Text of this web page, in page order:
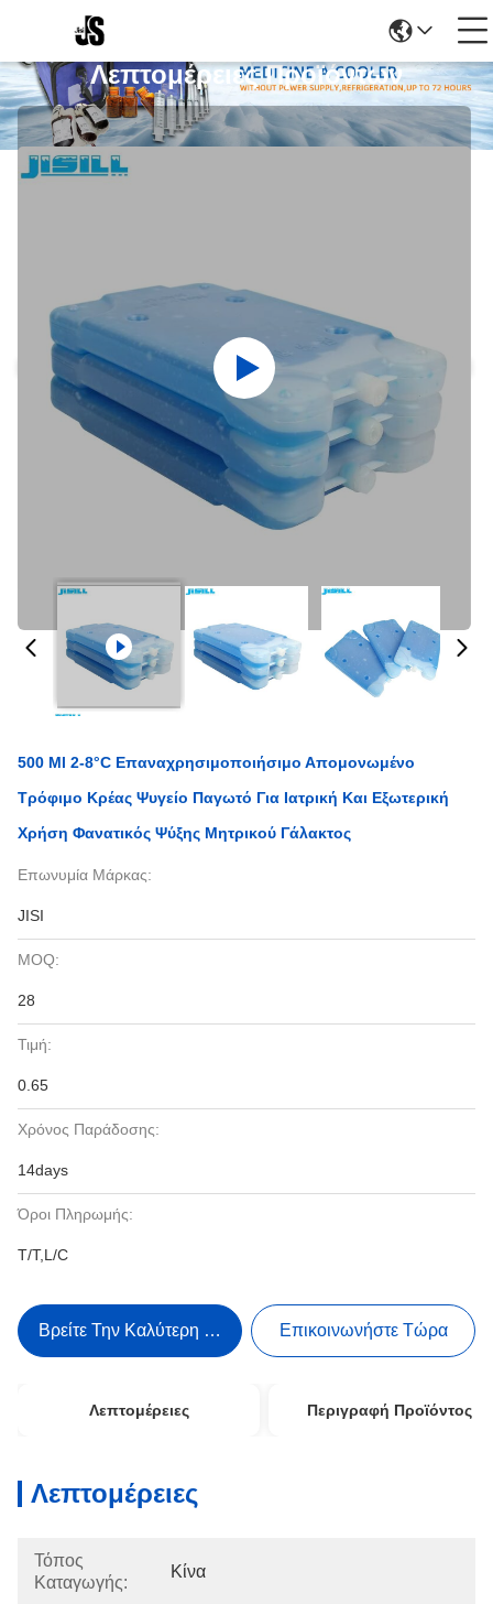
Λεπτομέρειες Προϊόντων
500 Ml 2-8°C Επαναχρησιμοποιήσιμο Απομονωμένο
Τρόφιμο Κρέας Ψυγείο Παγωτό Για Ιατρική Και Εξωτερική
Χρήση Φανατικός Ψύξης Μητρικού Γάλακτος
Επωνυμία Μάρκας:
JISI
MOQ:
28
Τιμή:
0.65
Χρόνος Παράδοσης:
14days
Όροι Πληρωμής:
T/T,L/C
Βρείτε Την Καλύτερη Τιμή Επικοινωνήστε Τώρα
Λεπτομέρειες Περιγραφή Προϊόντος
Λεπτομέρειες
Τόπος
Καταγωγής:
Κίνα